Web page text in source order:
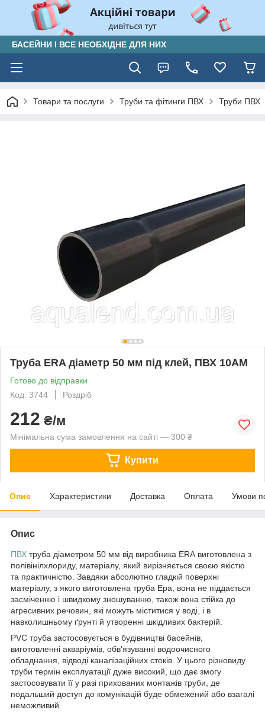
БАСЕЙНИ І ВСЕ НЕОБХІДНЕ ДЛЯ НИХ
Товари та послуги Труби та фітинги ПВХ Труби ПВХ
Труба ERA діаметр 50 мм під клей, ПВХ 10АМ
Готово до відправки
Код: 3744
Роздріб
212 ₴/м
Мінімальна сума замовлення на сайті — 300 ₴
Купити
Опис Характеристики Доставка Оплата Умови
Опис
ПВХ труба діаметром 50 мм від виробника ERA виготовлена з
полівінілхлориду, матеріалу, який вирізняється своєю якістю
та практичністю. Завдяки абсолютно гладкій поверхні
матеріалу, з якого виготовлена труба Ера, вона не піддається
засміченню і швидкому зношуванню, також вона стійка до
агресивних речовин, які можуть міститися у воді, і в
навколишньому ґрунті й утворенні шкідливих бактерій.
PVC труба застосовується в будівництві басейнів,
виготовленні акваріумів, обв'язуванні водоочисного
обладнання, відводі каналізаційних стоків. У цього різновиду
труби термін експлуатації дуже високий, що дає змогу
застосовувати її у разі прихованих монтажів труби, де
подальший доступ до комунікацій буде обмежений або взагалі
неможливий.